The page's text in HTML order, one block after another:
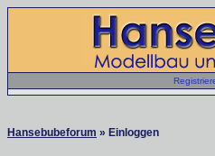
Hansebubeforum » Einloggen